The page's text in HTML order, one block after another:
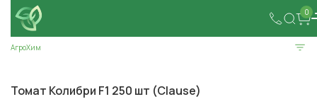
0
АгроХим
Томат Колибри F1 250 шт (Clause)